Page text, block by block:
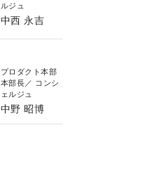
ルジュ
中西 永吉
プロダクト本部
本部長／ コンシ
ェルジュ
中野 昭博